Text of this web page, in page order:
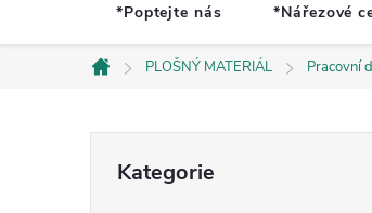
*Poptejte nás *Nářezové
Domů
PLOŠNÝ MATERIÁL Pracovní
kategorie
Kategorie